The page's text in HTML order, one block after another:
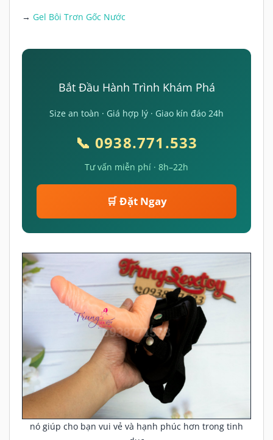
→ Gel Bôi Trơn Gốc Nước
Bắt Đầu Hành Trình Khám Phá
Size an toàn · Giá hợp lý · Giao kín đáo 24h
📞 0938.771.533
Tư vấn miễn phí · 8h–22h
🛒 Đặt Ngay
nó giúp cho bạn vui vẻ và hạnh phúc hơn trong tinh